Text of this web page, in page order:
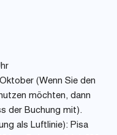
(Wenn Sie den
möchten, dann
der Buchung mit).
als Luftlinie): Pisa